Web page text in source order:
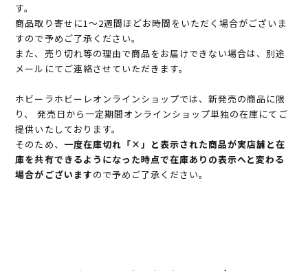
す。
商品取り寄せに1～2週間ほどお時間をいただく場合がございま
すので予めご了承ください。
また、売り切れ等の理由で商品をお届けできない場合は、別途
メールにてご連絡させていただきます。
ホビーラホビーレオンラインショップでは、新発売の商品に限
り、 発売日から一定期間オンラインショップ単独の在庫にてご
提供いたしております。
そのため、 一度在庫切れ「×」と表示された商品が実店舗と在
庫を共有できるようになった時点で在庫ありの表示へと変わる
場合がございますので予めご了承ください。